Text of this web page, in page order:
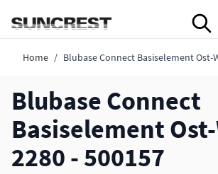
Home / Blubase Connect Basiselement Ost-
Blubase Connect
Basiselement
2280 - 500157